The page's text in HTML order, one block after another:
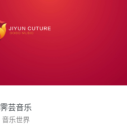
霁芸音乐
音乐世界